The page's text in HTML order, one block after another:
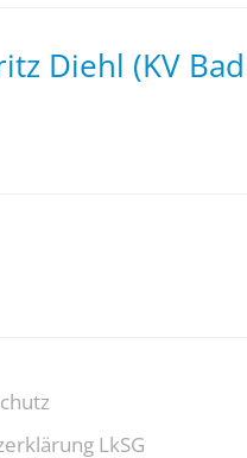
Diehl (KV
LkSG